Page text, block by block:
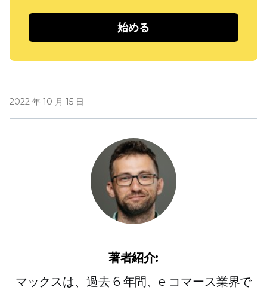
始める
2022 年 10 月 15 日
著者紹介:
マックスは、過去 6 年間、e コマース業界で